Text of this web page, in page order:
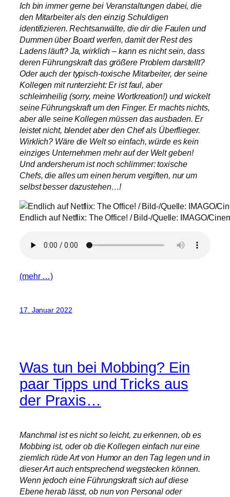
Ich bin immer gerne bei Veranstaltungen dabei, die
den Mitarbeiter als den einzig Schuldigen
identifizieren. Rechtsanwälte, die dir die Faulen und
Dummen über Board werfen, damit der Rest des
Ladens läuft? Ja, wirklich – kann es nicht sein, dass
deren Führungskraft das größere Problem darstellt?
Oder auch der typisch-toxische Mitarbeiter, der seine
Kollegen mit runterzieht: Er ist faul, aber
schleimheilig (sorry, meine Wortkreation!) und wickelt
seine Führungskraft um den Finger. Er machts nichts,
aber alle seine Kollegen müssen das ausbaden. Er
leistet nicht, blendet aber den Chef als Überflieger.
Wirklich? Wäre die Welt so einfach, würde es kein
einziges Unternehmen mehr auf der Welt geben!
Und andersherum ist noch schlimmer: toxische
Chefs, die alles um einen herum vergiften, nur um
selbst besser dazustehen…!
Endlich auf Netflix: The Office! / Bild-/Quelle: IMAGO/
(mehr …)
17. Januar 2022
Was tun bei Mobbing? Ein
paar Tipps und Tricks aus
der Praxis…
Manchmal ist es nicht so leicht, zu erkennen, ob es
Mobbing ist, oder ob die Kollegen einfach nur eine
ziemlich rüde Art von Humor an den Tag legen und in
dieser Art auch entsprechend wegstecken können.
Wenn jedoch eine Führungskraft sich auf diese
Ebene herab lässt, ob nun von Personal oder